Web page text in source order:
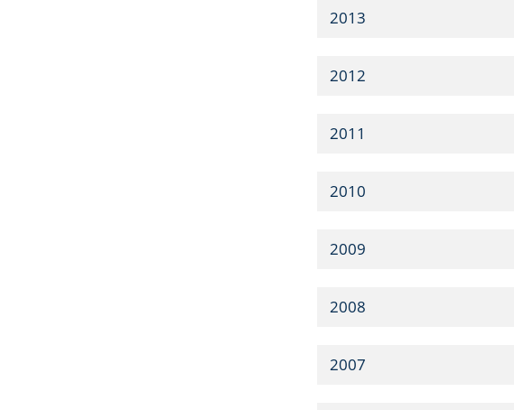
2013
2012
2011
2010
2009
2008
2007